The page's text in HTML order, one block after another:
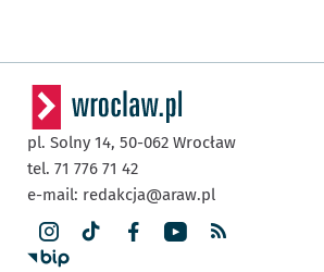
pl. Solny 14, 50-062 Wrocław
tel. 71 776 71 42
e-mail: redakcja@araw.pl